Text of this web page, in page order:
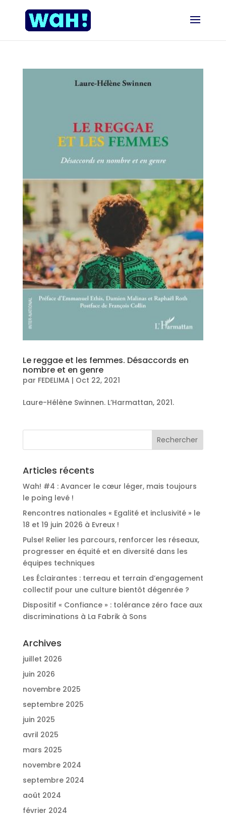
Le reggae et les femmes. Désaccords en
nombre et en genre
par FEDELIMA | Oct 22, 2021
Laure-Hélène Swinnen. L’Harmattan, 2021.
Articles récents
Wah! #4 : Avancer le cœur léger, mais toujours
le poing levé !
Rencontres nationales « Egalité et inclusivité » le
18 et 19 juin 2026 à Evreux !
Pulse! Relier les parcours, renforcer les réseaux,
progresser en équité et en diversité dans les
équipes techniques
Les Éclairantes : terreau et terrain d’engagement
collectif pour une culture bientôt dégenrée ?
Dispositif « Confiance » : tolérance zéro face aux
discriminations à La Fabrik à Sons
Archives
juillet 2026
juin 2026
novembre 2025
septembre 2025
juin 2025
avril 2025
mars 2025
novembre 2024
septembre 2024
août 2024
février 2024